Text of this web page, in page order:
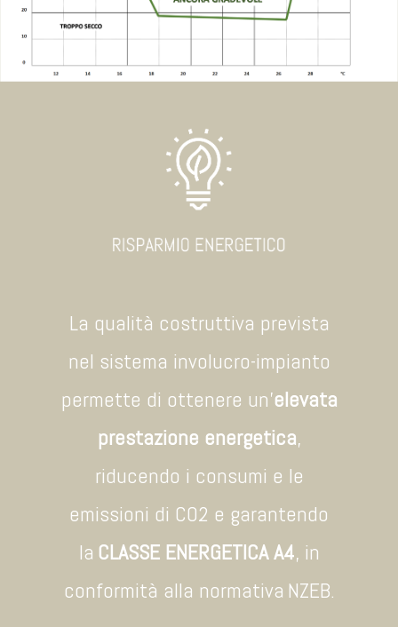
La qualità costruttiva prevista
nel sistema involucro-impianto
permette di ottenere un'elevata
prestazione energetica,
riducendo i consumi e le
emissioni di CO2 e garantendo
la CLASSE ENERGETICA A4, in
conformità alla normativa NZEB.